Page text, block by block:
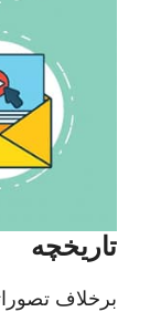
تاریخچه
برخلاف